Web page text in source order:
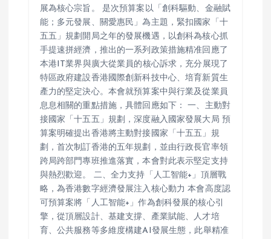
展為核心宗旨。 是次預算案以「創科驅動、金融賦
能；多元發展、關愛惠民」為主題，緊扣國家「十
五五」規劃開局之年的發展機遇，以創科為核心抓
手提速拼經濟，推出的一系列政策措施精准回應了
本港IT業界與廣大從業員的核心訴求，充分展現了
特區政府建設香港國際創新科技中心、培育新質生
產力的堅定決心。本會就預算案中與行業及從業員
息息相關的重點措施，具體回應如下： 一、主動對
接國家「十五五」規劃，深度融入國家發展大局 預
算案明確提出香港將主動對接國家「十五五」規
劃，首次制訂香港的五年規劃，並由行政長官率領
跨局跨部門專班推進落實，本會對此表示堅定支持
與熱烈歡迎。 二、全力支持「人工智能+」頂層戰
略，為香港數字經濟發展注入核心動力 本會高度認
可預算案將「人工智能+」作為創科發展的核心引
擎，從頂層設計、基建支撐、產業賦能、人才培
育、公共服務等多維度構建AI發展生態，此舉精准